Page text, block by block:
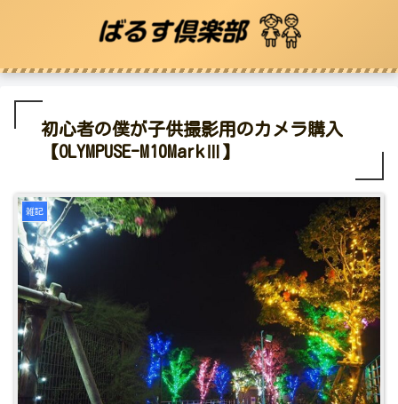
初心者の僕が子供撮影用のカメラ購入
【OLYMPUSE-M10MarkⅢ】
雑記